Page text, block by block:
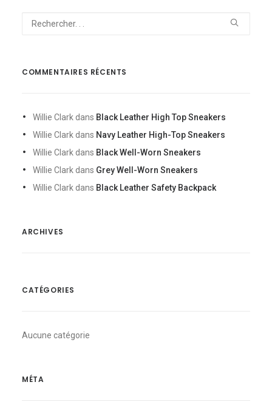
COMMENTAIRES RÉCENTS
Willie Clark dans Black Leather High Top Sneakers
Willie Clark dans Navy Leather High-Top Sneakers
Willie Clark dans Black Well-Worn Sneakers
Willie Clark dans Grey Well-Worn Sneakers
Willie Clark dans Black Leather Safety Backpack
ARCHIVES
CATÉGORIES
Aucune catégorie
MÉTA